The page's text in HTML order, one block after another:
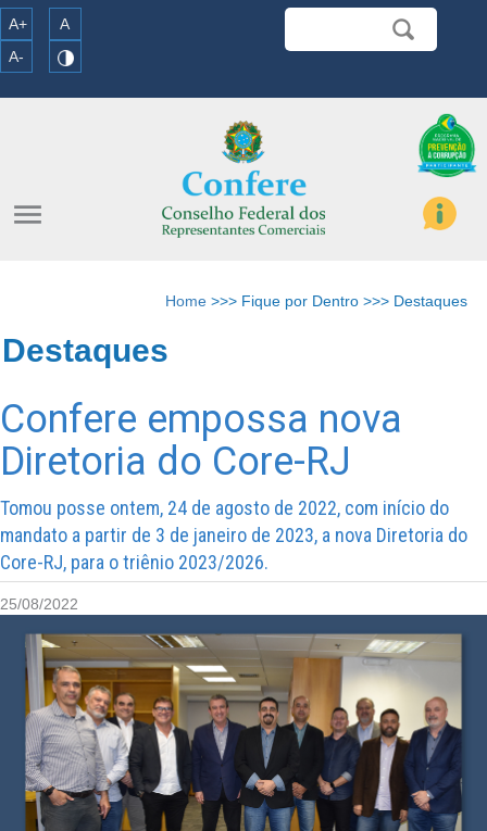
A+
A
A-
menu
Home >>> Fique por Dentro >>> Destaques
Destaques
Confere empossa nova
Diretoria do Core-RJ
Tomou posse ontem, 24 de agosto de 2022, com início do
mandato a partir de 3 de janeiro de 2023, a nova Diretoria do
Core-RJ, para o triênio 2023/2026.
25/08/2022